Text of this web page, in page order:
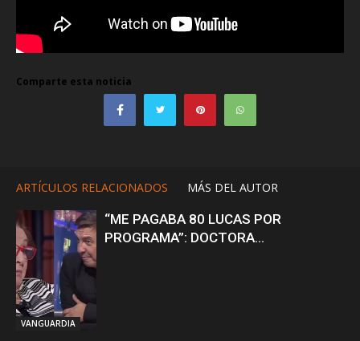
Comparte esta noticia
ARTÍCULOS RELACIONADOS MÁS DEL AUTOR
VANGUARDIA
“ME PAGABA 80 LUCAS POR
PROGRAMA”: DOCTORA...